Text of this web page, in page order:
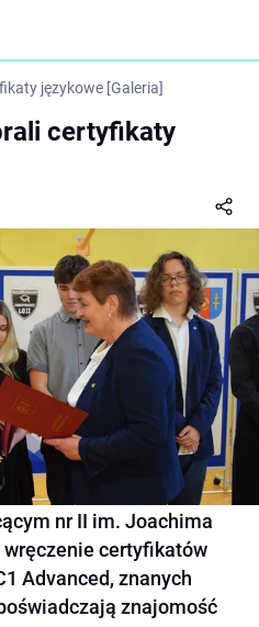
językowe [Galeria]
certyfikaty
nr II im. Joachima
wręczenie certyfikatów
Advanced, znanych
znajomość